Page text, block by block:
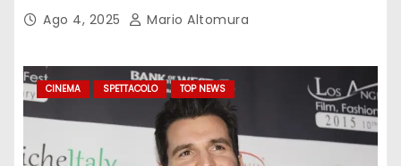
Ago 4, 2025 Mario Altomura
CINEMA SPETTACOLO TOP NEWS